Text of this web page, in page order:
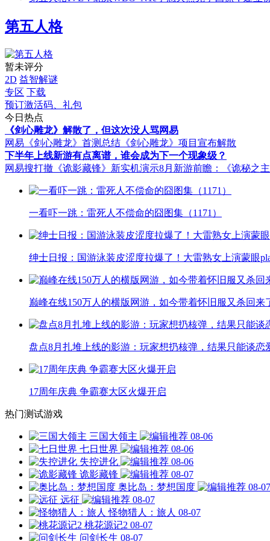
第五人格
暂未评分
2D 益智解谜
专区 下载
预订激活码、礼包
今日热点
《剑心雕龙》解散了，但这次没人骂网易
网易《剑心雕龙》首测总结 《剑心雕龙》项目宣布解散
下半年上线新游有点离谱，谁会成为下一个现象级？
网易搜打撤《诡影藏锋》新实机演示8月新游前瞻：《诡秘之
一看吓一跳：雷死人不偿命的囧图集（1171）
绅士日报：国游泳装皮涩度拉爆了！大雷熟女上演蒙眼
巅峰在线150万人的横版网游，如今带着怀旧服又杀回来
盘点8月扎堆上线的影游：玩家想扔核弹，结果只能谈恋
17周年庆典 争霸赛大区火爆开启
热门测试游戏
三国大领主
08-06
七日世界
08-06
失控进化
08-06
诡影藏锋
08-07
奥比岛：梦想国度
08-07
远征
08-07
怪物猎人：旅人 08-07
桃花源记2 08-07
问剑长生 08-07